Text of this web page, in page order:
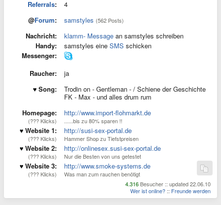
Referrals:
4
@Forum: samstyles (562 Posts)
Nachricht: klamm- Message an samstyles schreiben
Handy:
samstyles eine SMS schicken
Messenger:
Raucher:
ja
Song:
Trodin on - Gentleman - / Schiene der Geschichte
FK - Max - und alles drum rum
Homepage:
(??? Klicks)
http://www.import-flohmarkt.de
......bis zu 80% sparen !!
Website 1:
(??? Klicks)
http://susi-sex-portal.de
Hammer Shop zu Tiefstpreisen
Website 2:
(??? Klicks)
http://onlinesex.susi-sex-portal.de
Nur die Besten von uns getestet
Website 3:
(??? Klicks)
http://www.smoke-systems.de
Was man zum rauchen benötigt
4.316 Besucher :: updated 22.06.10
Wer ist online? :: Freunde werden